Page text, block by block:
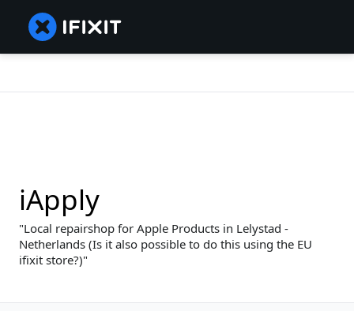
iApply
Local repairshop for Apple Products in Lelystad -
Netherlands (Is it also possible to do this using the EU
ifixit store?)